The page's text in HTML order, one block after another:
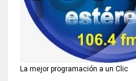
La mejor programación a un Clic